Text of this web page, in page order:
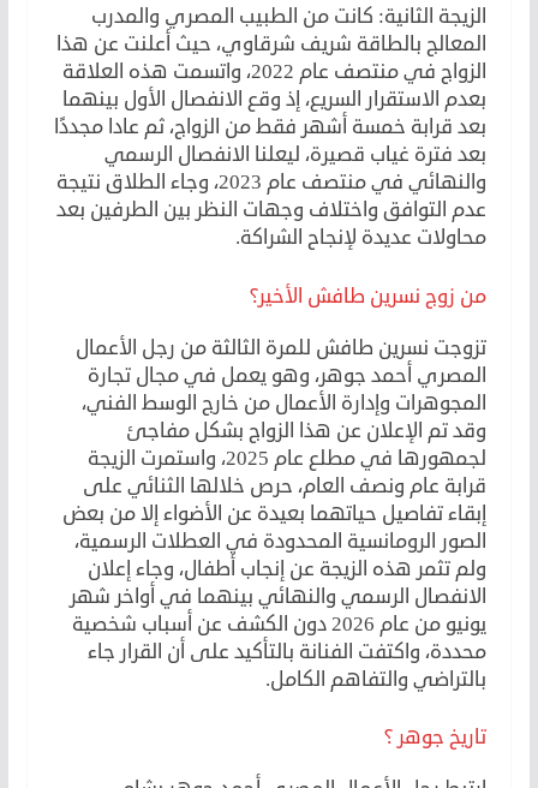
الزيجة الثانية: كانت من الطبيب المصري والمدرب
المعالج بالطاقة شريف شرقاوي، حيث أعلنت عن هذا
الزواج في منتصف عام 2022، واتسمت هذه العلاقة
بعدم الاستقرار السريع، إذ وقع الانفصال الأول بينهما
بعد قرابة خمسة أشهر فقط من الزواج، ثم عادا مجددًا
بعد فترة غياب قصيرة، ليعلنا الانفصال الرسمي
والنهائي في منتصف عام 2023، وجاء الطلاق نتيجة
عدم التوافق واختلاف وجهات النظر بين الطرفين بعد
محاولات عديدة لإنجاح الشراكة.
من زوج نسرين طافش الأخير؟
تزوجت نسرين طافش للمرة الثالثة من رجل الأعمال
المصري أحمد جوهر، وهو يعمل في مجال تجارة
المجوهرات وإدارة الأعمال من خارج الوسط الفني،
وقد تم الإعلان عن هذا الزواج بشكل مفاجئ
لجمهورها في مطلع عام 2025، واستمرت الزيجة
قرابة عام ونصف العام، حرص خلالها الثنائي على
إبقاء تفاصيل حياتهما بعيدة عن الأضواء إلا من بعض
الصور الرومانسية المحدودة في العطلات الرسمية،
ولم تثمر هذه الزيجة عن إنجاب أطفال، وجاء إعلان
الانفصال الرسمي والنهائي بينهما في أواخر شهر
يونيو من عام 2026 دون الكشف عن أسباب شخصية
محددة، واكتفت الفنانة بالتأكيد على أن القرار جاء
بالتراضي والتفاهم الكامل.
تاريخ جوهر ؟